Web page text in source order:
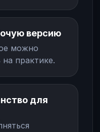
версию
можно
на практике.
для